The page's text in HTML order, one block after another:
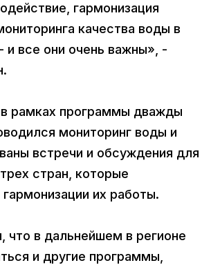
гармонизация
качества воды в
и все они очень важны», -
рамках программы дважды
мониторинг воды и
встречи и обсуждения для
стран, которые
их работы.
в дальнейшем в регионе
и другие программы,